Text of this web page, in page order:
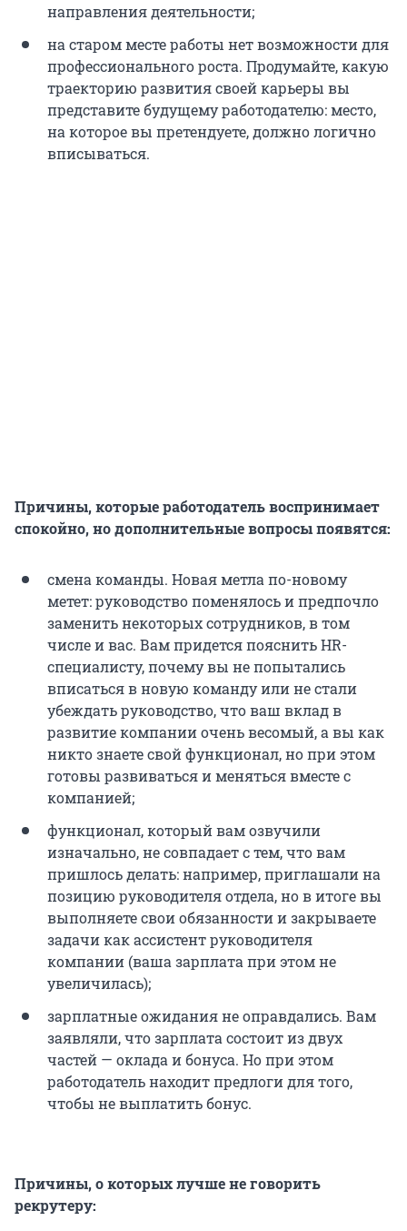
направления деятельности;
на старом месте работы нет возможности для
профессионального роста. Продумайте, какую
траекторию развития своей карьеры вы
представите будущему работодателю: место,
на которое вы претендуете, должно логично
вписываться.
Причины, которые работодатель воспринимает
спокойно, но дополнительные вопросы появятся:
смена команды. Новая метла по-новому
метет: руководство поменялось и предпочло
заменить некоторых сотрудников, в том
числе и вас. Вам придется пояснить HR-
специалисту, почему вы не попытались
вписаться в новую команду или не стали
убеждать руководство, что ваш вклад в
развитие компании очень весомый, а вы как
никто знаете свой функционал, но при этом
готовы развиваться и меняться вместе с
компанией;
функционал, который вам озвучили
изначально, не совпадает с тем, что вам
пришлось делать: например, приглашали на
позицию руководителя отдела, но в итоге вы
выполняете свои обязанности и закрываете
задачи как ассистент руководителя
компании (ваша зарплата при этом не
увеличилась);
зарплатные ожидания не оправдались. Вам
заявляли, что зарплата состоит из двух
частей — оклада и бонуса. Но при этом
работодатель находит предлоги для того,
чтобы не выплатить бонус.
Причины, о которых лучше не говорить
рекрутеру: